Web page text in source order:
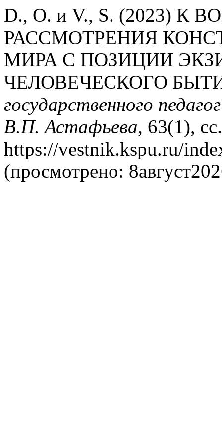
D., O. и V., S. (2023)
РАССМОТРЕНИЯ
МИРА С ПОЗИЦИИ
ЧЕЛОВЕЧЕСКОГО
государственного
В.П. Астафьева, 63(1),
https://vestnik.kspu.ru/
(просмотрено: